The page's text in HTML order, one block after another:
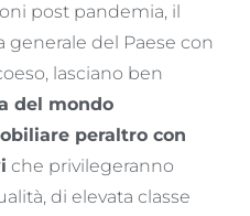
post pandemia, il
del Paese con
lasciano ben
del mondo
peraltro con
che privilegeranno
di elevata classe